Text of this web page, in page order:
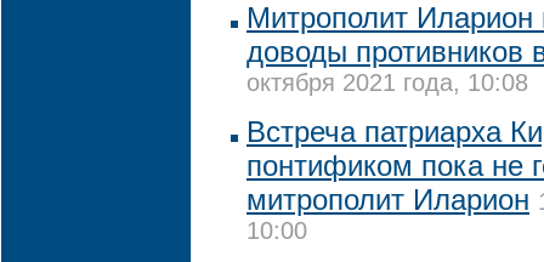
Митрополит
доводы противников
октября 2021 года, 10:08
Встреча патриарха
понтификом пока не
митрополит Иларион
10:00